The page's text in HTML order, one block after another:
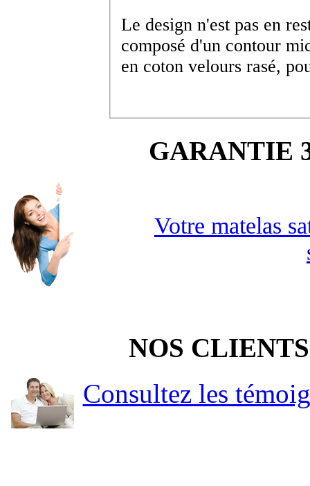
Le design n'est pas en
composé d'un contour
en coton velours rasé,
GARANTIE
Votre matelas
NOS
Consultez les